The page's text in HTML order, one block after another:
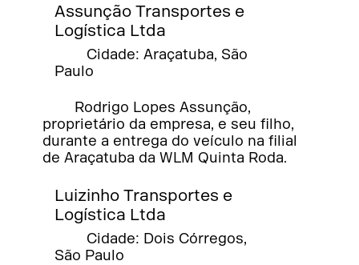
Assunção Transportes e
Logística Ltda
Cidade: Araçatuba, São
Paulo
Rodrigo Lopes Assunção,
proprietário da empresa, e seu filho,
durante a entrega do veículo na filial
de Araçatuba da WLM Quinta Roda.
Luizinho Transportes e
Logística Ltda
Cidade: Dois Córregos,
São Paulo